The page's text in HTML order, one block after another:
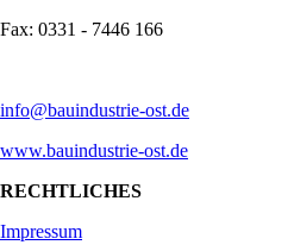
Fax: 0331 - 7446 166
info@bauindustrie-ost.de
www.bauindustrie-ost.de
RECHTLICHES
Impressum